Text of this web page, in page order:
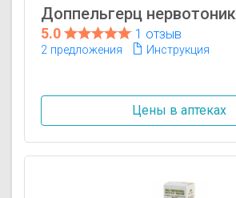
Доппельгерц нервотоник
5.0 1 отзыв
2 предложения Инструкция
Цены в аптеках